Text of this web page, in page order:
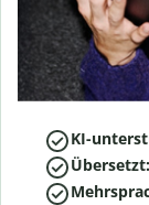
KI-
Übersetzt: